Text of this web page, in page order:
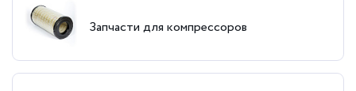
Запчасти для компрессоров